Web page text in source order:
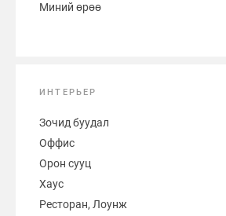
Миний өрөө
ИНТЕРЬЕР
Зочид буудал
Оффис
Орон сууц
Хаус
Ресторан, Лоунж